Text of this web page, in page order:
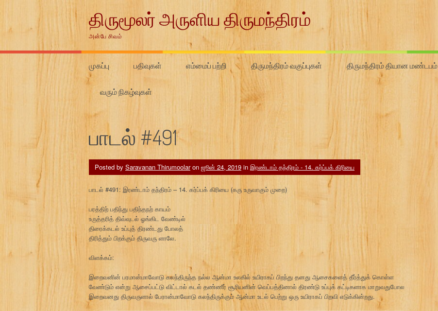
திருமூலர் அருளிய திருமந்திரம்
அன்பே சிவம்
முகப்பு பதிவுகள் எம்மைப் பற்றி திருமந்திரம் வகுப்புகள் திருமந்திரம் தியான மண்டபம்
வரும் நிகழ்வுகள்
பாடல் #491
Posted by Saravanan Thirumoolaron ஜூன் 24, 2019 in இரண்டாம் தந்திரம் - 14. கர்ப்பக் கிரியை
பாடல் #491: இரண்டாம் தந்திரம் – 14. கர்ப்பக் கிரியை (கரு உருவாகும் முறை)
பரத்திற் பதிந்து பதிந்தநற் காயம்
உருத்தரித் திவ்வுடல் ஓங்கிட வேண்டில்
திரைக்கடல் உப்புத் திரண்டது போலத்
திரித்தும் பிறக்கும் திருவரு ளாலே.
விளக்கம்:
இறைவனின் பரமான்மாவோடு கலந்திருந்த நல்ல ஆன்மா உலகில் உயிராகப் பிறந்து தனது ஆசைகளைத் தீர்த்துக் கொள்ள
வேண்டும் என்று ஆசைப்பட்டு விட்டால் கடல் தண்ணீர் சூரியனின் வெப்பத்தினால் திரண்டு உப்புக் கட்டிகளாக மாறுவதுபோல
இறைவனது திருவருளால் பேரான்மாவோடு கலந்திருக்கும் ஆன்மா உடல் பெற்று ஒரு உயிராகப் பிறவி எடுக்கின்றது.